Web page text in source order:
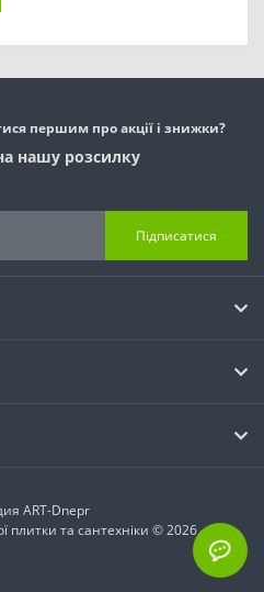
першим про акції і знижки?
нашу розсилку
Підписатися
ART-Dnepr
плитки та сантехніки © 2026